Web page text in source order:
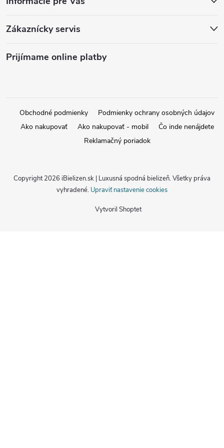
Zákaznícky servis
Prijímame online platby
Obchodné podmienky
Podmienky ochrany osobných údajov
Ako nakupovať
Ako nakupovať - mobil
Čo inde nenájdete
Reklamačný poriadok
Vytvoril Shoptet
Copyright 2026 iBielizen.sk | Luxusná spodná bielizeň. Všetky práva
vyhradené. Upraviť nastavenie cookies